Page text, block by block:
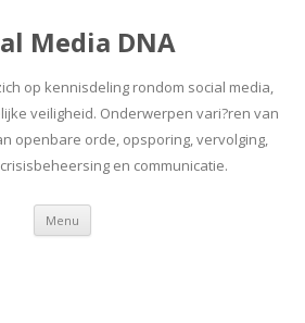
Media DNA
op kennisdeling rondom social media,
veiligheid. Onderwerpen vari?ren van
openbare orde, opsporing, vervolging,
en communicatie.
Menu Spring
inhoud